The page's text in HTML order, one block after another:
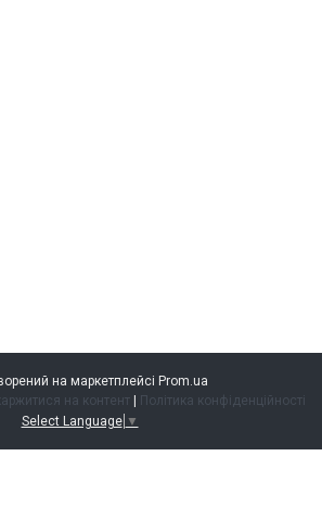
на маркетплейсі Prom.ua
на контент
Політика конфіденційності
Select Language ▼